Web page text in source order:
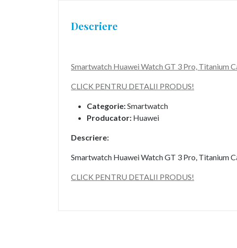
Descriere
Smartwatch Huawei Watch GT 3 Pro, Titanium
CLICK PENTRU DETALII PRODUS!
Categorie:Smartwatch
Producator: Huawei
Descriere:
Smartwatch Huawei Watch GT 3 Pro, Titanium
CLICK PENTRU DETALII PRODUS!